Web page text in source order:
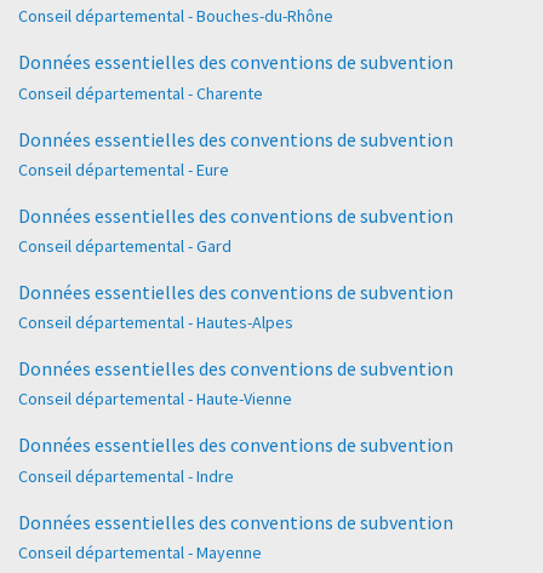
Conseil départemental - Bouches-du-Rhône
Données essentielles des conventions de subvention
Conseil départemental - Charente
Données essentielles des conventions de subvention
Conseil départemental - Eure
Données essentielles des conventions de subvention
Conseil départemental - Gard
Données essentielles des conventions de subvention
Conseil départemental - Hautes-Alpes
Données essentielles des conventions de subvention
Conseil départemental - Haute-Vienne
Données essentielles des conventions de subvention
Conseil départemental - Indre
Données essentielles des conventions de subvention
Conseil départemental - Mayenne